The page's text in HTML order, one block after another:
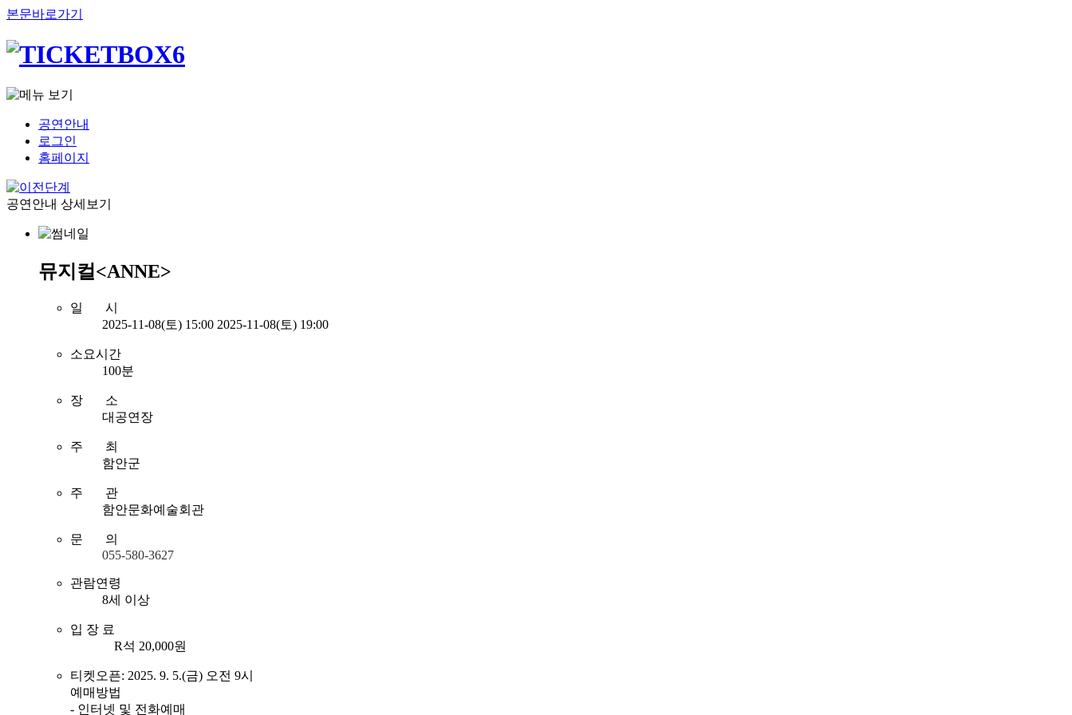
본문바로가기
공연안내
로그인
홈페이지
공연안내 상세보기
뮤지컬<ANNE>
일 시
2025-11-08(토) 15:00 2025-11-08(토) 19:00
소요시간
100분
장 소
대공연장
주 최
함안군
주 관
함안문화예술회관
문 의
055-580-3627
관람연령
8세 이상
입 장 료
R석 20,000원
티켓오픈: 2025. 9. 5.(금) 오전 9시
예매방법
- 인터넷 및 전화예매